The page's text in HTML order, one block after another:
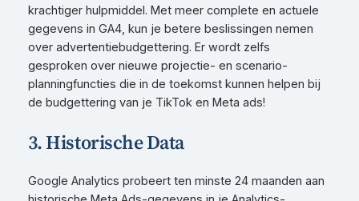
krachtiger hulpmiddel. Met meer complete en actuele
gegevens in GA4, kun je betere beslissingen nemen
over advertentiebudgettering. Er wordt zelfs
gesproken over nieuwe projectie- en scenario-
planningfuncties die in de toekomst kunnen helpen bij
de budgettering van je TikTok en Meta ads!
3. Historische Data
Google Analytics probeert ten minste 24 maanden aan